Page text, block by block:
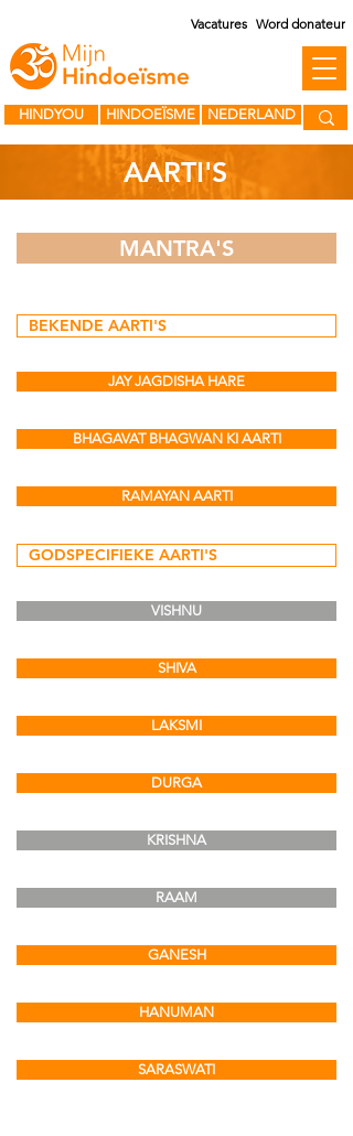
HINDOEÏSME
HINDYOU NEDERLAND
Vacatures Word donateur
AARTI'S
MANTRA'S
BEKENDE AARTI'S
JAY JAGDISHA HARE
BHAGAVAT BHAGWAN KI AARTI
RAMAYAN AARTI
GODSPECIFIEKE AARTI'S
VISHNU
SHIVA
LAKSMI
DURGA
KRISHNA
RAAM
GANESH
HANUMAN
SARASWATI